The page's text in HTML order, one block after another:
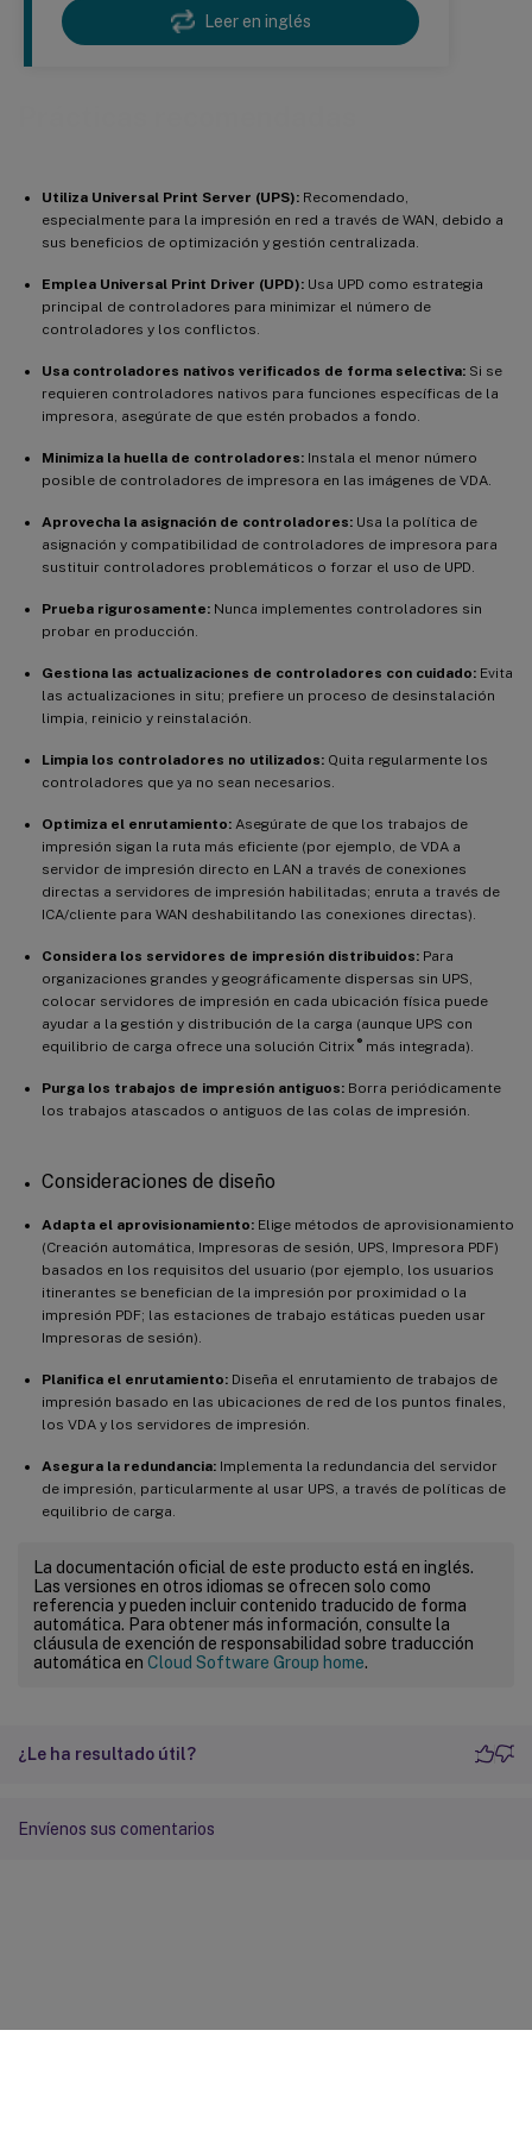
Leer en inglés
Utiliza Universal Print Server (UPS): Recomendado,
especialmente para la impresión en red a través de WAN, debido a
sus beneficios de optimización y gestión centralizada.
Emplea Universal Print Driver (UPD): Usa UPD como estrategia
principal de controladores para minimizar el número de
controladores y los conflictos.
Usa controladores nativos verificados de forma selectiva: Si se
requieren controladores nativos para funciones específicas de la
impresora, asegúrate de que estén probados a fondo.
Minimiza la huella de controladores: Instala el menor número
posible de controladores de impresora en las imágenes de VDA.
Aprovecha la asignación de controladores: Usa la política de
asignación y compatibilidad de controladores de impresora para
sustituir controladores problemáticos o forzar el uso de UPD.
Prueba rigurosamente: Nunca implementes controladores sin
probar en producción.
Gestiona las actualizaciones de controladores con cuidado: Evita
las actualizaciones in situ; prefiere un proceso de desinstalación
limpia, reinicio y reinstalación.
Limpia los controladores no utilizados: Quita regularmente los
controladores que ya no sean necesarios.
Optimiza el enrutamiento: Asegúrate de que los trabajos de
impresión sigan la ruta más eficiente (por ejemplo, de VDA a
servidor de impresión directo en LAN a través de conexiones
directas a servidores de impresión habilitadas; enruta a través de
ICA/cliente para WAN deshabilitando las conexiones directas).
Considera los servidores de impresión distribuidos: Para
organizaciones grandes y geográficamente dispersas sin UPS,
colocar servidores de impresión en cada ubicación física puede
ayudar a la gestión y distribución de la carga (aunque UPS con
equilibrio de carga ofrece una solución Citrix ®más integrada).
Purga los trabajos de impresión antiguos: Borra periódicamente
los trabajos atascados o antiguos de las colas de impresión.
Consideraciones de diseño
Adapta el aprovisionamiento: Elige métodos de aprovisionamiento
(Creación automática, Impresoras de sesión, UPS, Impresora PDF)
basados en los requisitos del usuario (por ejemplo, los usuarios
itinerantes se benefician de la impresión por proximidad o la
impresión PDF; las estaciones de trabajo estáticas pueden usar
Impresoras de sesión).
Planifica el enrutamiento: Diseña el enrutamiento de trabajos de
impresión basado en las ubicaciones de red de los puntos finales,
los VDA y los servidores de impresión.
Asegura la redundancia: Implementa la redundancia del servidor
de impresión, particularmente al usar UPS, a través de políticas de
equilibrio de carga.
La documentación oficial de este producto está en inglés.
Las versiones en otros idiomas se ofrecen solo como
referencia y pueden incluir contenido traducido de forma
automática. Para obtener más información, consulte la
cláusula de exención de responsabilidad sobre traducción
automática en Cloud Software Group home.
¿Le ha resultado útil?
Envíenos sus comentarios